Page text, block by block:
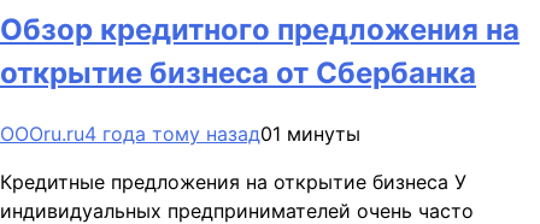
Обзор кредитного предложения на
открытие бизнеса от Сбербанка
OOOru.ru4 года тому назад01 минуты
Кредитные предложения на открытие бизнеса У
индивидуальных предпринимателей очень часто